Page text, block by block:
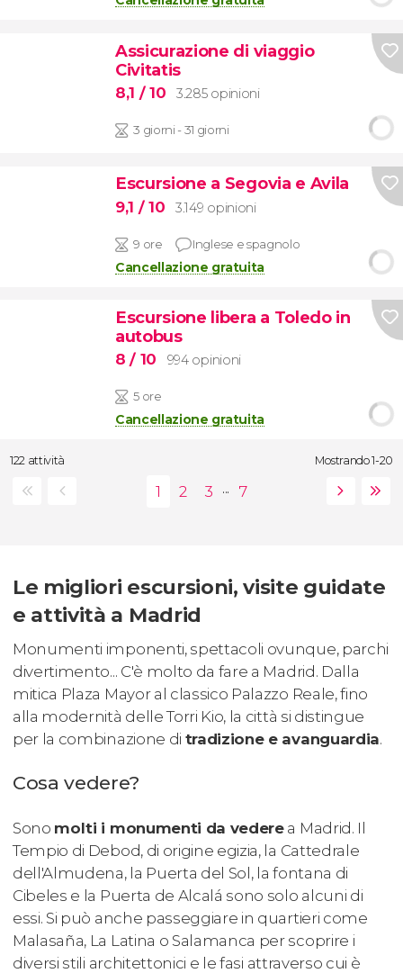
Assicurazione di viaggio
Civitatis
8,1 / 10 3.285 opinioni
3 giorni - 31 giorni
Escursione a Segovia e Avila
9,1 / 10 3.149 opinioni
9 ore Inglese e spagnolo
Cancellazione gratuita
Escursione libera a Toledo in
autobus
8/ 10 994 opinioni
5 ore
Cancellazione gratuita
122 attività Mostrando 1-20
...
Le migliori escursioni, visite guidate
e attività a Madrid
Monumenti imponenti, spettacoli ovunque, parchi
divertimento... C'è molto da fare a Madrid. Dalla
mitica Plaza Mayor al classico Palazzo Reale, fino
alla modernità delle Torri Kio, la città si distingue
per la combinazione di tradizione e avanguardia.
Cosa vedere?
Sono molti i monumenti da vederea Madrid. Il
Tempio di Debod, di origine egizia, la Cattedrale
dell'Almudena, la Puerta del Sol, la fontana di
Cibeles e la Puerta de Alcalá sono solo alcuni di
essi. Si può anche passeggiare in quartieri come
Malasaña, La Latina o Salamanca per scoprire i
diversi stili architettonici e le fasi attraverso cui è